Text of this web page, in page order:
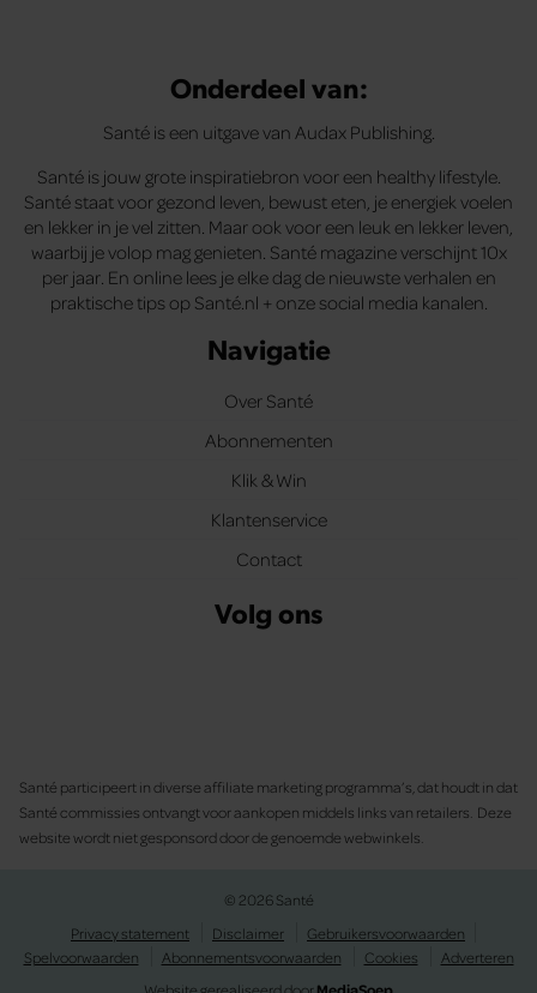
Onderdeel van:
Santé is een uitgave van Audax Publishing.
Santé is jouw grote inspiratiebron voor een healthy lifestyle.
Santé staat voor gezond leven, bewust eten, je energiek voelen
en lekker in je vel zitten. Maar ook voor een leuk en lekker leven,
waarbij je volop mag genieten. Santé magazine verschijnt 10x
per jaar. En online lees je elke dag de nieuwste verhalen en
praktische tips op Santé.nl + onze social media kanalen.
Navigatie
Over Santé
Abonnementen
Klik & Win
Klantenservice
Contact
Volg ons
Santé participeert in diverse affiliate marketing programma’s, dat houdt in dat
Santé commissies ontvangt voor aankopen middels links van retailers. Deze
website wordt niet gesponsord door de genoemde webwinkels.
© 2026 Santé
Privacy statement
Disclaimer
Gebruikersvoorwaarden
Spelvoorwaarden
Abonnementsvoorwaarden Cookies
Adverteren